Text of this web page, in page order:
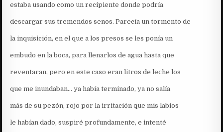
estaba usando como un recipiente donde podría
descargar sus tremendos senos. Parecía un tormento de
la inquisición, en el que a los presos se les ponía un
embudo en la boca, para llenarlos de agua hasta que
reventaran, pero en este caso eran litros de leche los
que me inundaban… ya había terminado, ya no salía
más de su pezón, rojo por la irritación que mis labios
le habían dado, suspiré profundamente, e intenté